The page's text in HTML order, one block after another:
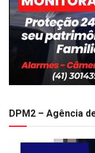
DPM2 – Agência